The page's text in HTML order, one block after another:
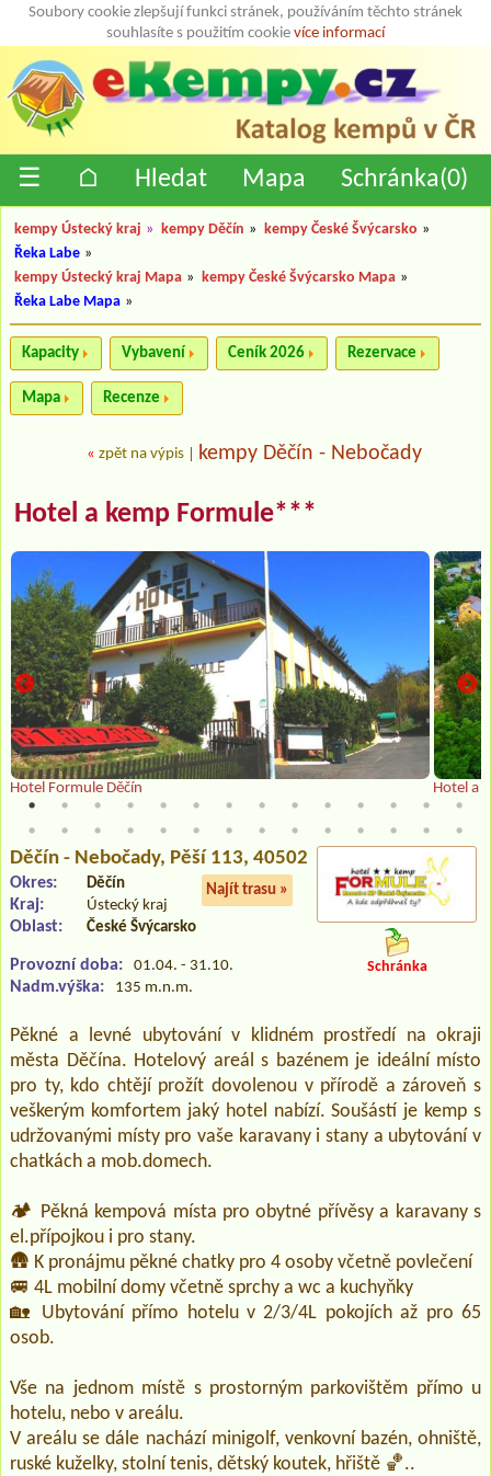
Soubory cookie zlepšují funkci stránek, používáním těchto stránek
souhlasíte s použitím cookie více informací
☰ ⌂ Hledat Mapa Schránka(0)
kempy Ústecký kraj » kempy Děčín » kempy České Švýcarsko »
Řeka Labe »
kempy Ústecký kraj Mapa » kempy České Švýcarsko Mapa »
Řeka Labe Mapa »
Kapacity Vybavení Ceník 2026 Rezervace
Mapa Recenze
« zpět na výpis kempy Děčín - Nebočady
Hotel a kemp Formule***
Hotel Formule Děčín Hotel a
Děčín - Nebočady, Pěší 113, 40502
Najít trasu »
Okres: Děčín
Kraj: Ústecký kraj
Oblast: České Švýcarsko
Provozní doba: 01.04. - 31.10.
Nadm.výška: 135 m.n.m.
Schránka
Pěkné a levné ubytování v klidném prostředí na okraji
města Děčína. Hotelový areál s bazénem je ideální místo
pro ty, kdo chtějí prožít dovolenou v přírodě a zároveň s
veškerým komfortem jaký hotel nabízí. Soušástí je kemp s
udržovanými místy pro vaše karavany i stany a ubytování v
chatkách a mob.domech.
🏕️ Pěkná kempová místa pro obytné přívěsy a karavany s
el.přípojkou i pro stany.
🛖 K pronájmu pěkné chatky pro 4 osoby včetně povlečení
🚐 4L mobilní domy včetně sprchy a wc a kuchyňky
🏡 Ubytování přímo hotelu v 2/3/4L pokojích až pro 65
osob.
Vše na jednom místě s prostorným parkovištěm přímo u
hotelu, nebo v areálu.
V areálu se dále nachází minigolf, venkovní bazén, ohniště,
ruské kuželky, stolní tenis, dětský koutek, hřiště 🏀..